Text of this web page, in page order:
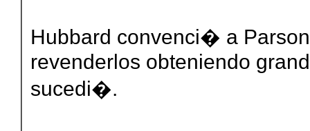
Hubbard convenci� a
revenderlos obteniendo
sucedi�.